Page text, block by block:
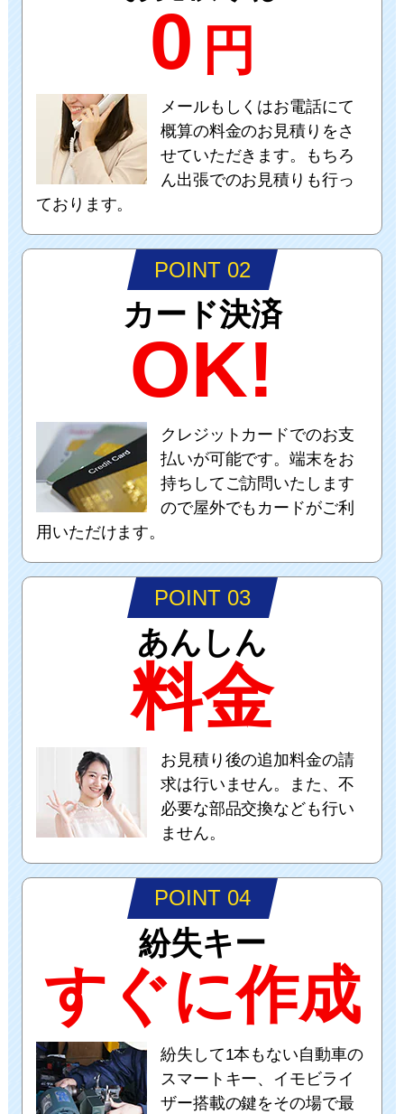
0 円
メールもしくはお電話にて
概算の料金のお見積りをさ
せていただきます。もちろ
ん出張でのお見積りも行っ
ております。
POINT 02
カード決済
OK!
クレジットカードでのお支
払いが可能です。端末をお
持ちしてご訪問いたします
ので屋外でもカードがご利
用いただけます。
POINT 03
あんしん
料金
お見積り後の追加料金の請
求は行いません。また、不
必要な部品交換なども行い
ません。
POINT 04
紛失キー
すぐに作成
紛失して1本もない自動車の
スマートキー、イモビライ
ザー搭載の鍵をその場で最